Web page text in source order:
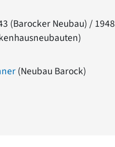
(Barocker Neubau) / 1948
(Neubau Barock)